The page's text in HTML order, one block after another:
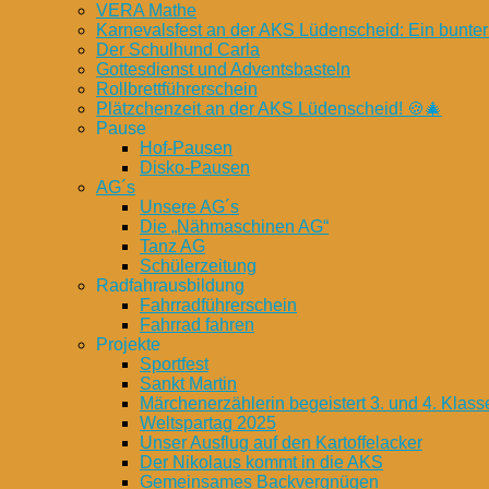
VERA Mathe
Karnevalsfest an der AKS Lüdenscheid: Ein bunter
Der Schulhund Carla
Gottesdienst und Adventsbasteln
Rollbrettführerschein
Plätzchenzeit an der AKS Lüdenscheid! 🍪🎄
Pause
Hof-Pausen
Disko-Pausen
AG´s
Unsere AG´s
Die „Nähmaschinen AG“
Tanz AG
Schülerzeitung
Radfahrausbildung
Fahrradführerschein
Fahrrad fahren
Projekte
Sportfest
Sankt Martin
Märchenerzählerin begeistert 3. und 4.
Weltspartag 2025
Unser Ausflug auf den Kartoffelacker
Der Nikolaus kommt in die AKS
Gemeinsames Backvergnügen